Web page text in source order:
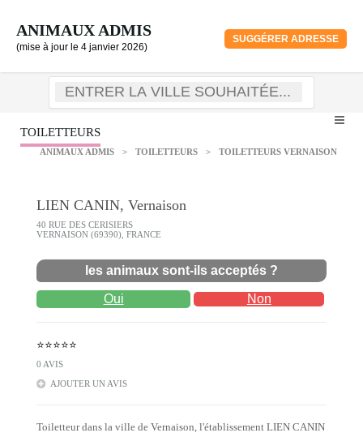
ANIMAUX ADMIS
(mise à jour le 4 janvier 2026)
SUGGÉRER ADRESSE
TOILETTEURS
ANIMAUX ADMIS > TOILETTEURS > TOILETTEURS VERNAISON
LIEN CANIN, Vernaison
40 RUE DES CERISIERS
VERNAISON (69390), FRANCE
les animaux sont-ils acceptés ?
Oui Non
⭐⭐⭐⭐⭐
0 AVIS
AJOUTER UN AVIS
Toiletteur dans la ville de Vernaison, l'établissement LIEN CANIN